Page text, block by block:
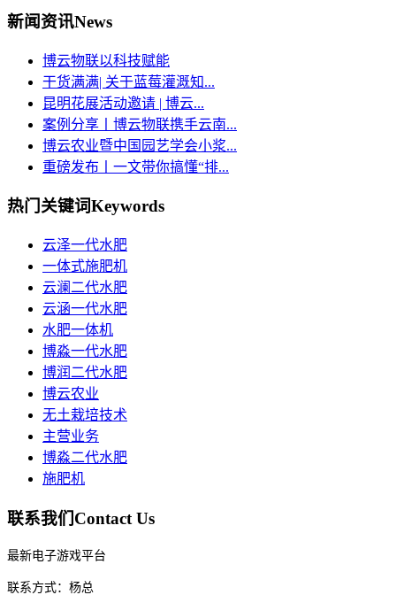
新闻资讯News
博云物联以科技赋能
干货满满| 关于蓝莓灌溉知...
昆明花展活动邀请 | 博云...
案例分享丨博云物联携手云南...
博云农业暨中国园艺学会小浆...
重磅发布丨一文带你搞懂“排...
热门关键词Keywords
云泽一代水肥
一体式施肥机
云澜二代水肥
云涵一代水肥
水肥一体机
博淼一代水肥
博润二代水肥
博云农业
无土栽培技术
主营业务
博淼二代水肥
施肥机
联系我们Contact Us
最新电子游戏平台
联系方式：杨总